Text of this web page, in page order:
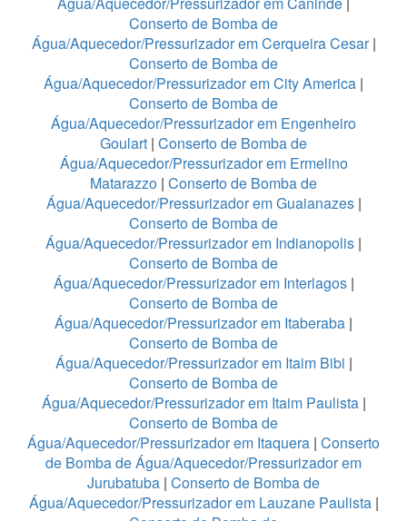
Conserto de Bomba de
Água/Aquecedor/Pressurizador em Cerqueira Cesar|
Conserto de Bomba de
Água/Aquecedor/Pressurizador em City America |
Conserto de Bomba de
Água/Aquecedor/Pressurizador em Engenheiro
Goulart | Conserto de Bomba de
Água/Aquecedor/Pressurizador em Ermelino
Matarazzo | Conserto de Bomba de
Água/Aquecedor/Pressurizador em Guaianazes|
Conserto de Bomba de
Água/Aquecedor/Pressurizador em Indianopolis |
Conserto de Bomba de
Água/Aquecedor/Pressurizador em Interlagos|
Conserto de Bomba de
Água/Aquecedor/Pressurizador em Itaberaba |
Conserto de Bomba de
Água/Aquecedor/Pressurizador em Itaim Bibi |
Conserto de Bomba de
Água/Aquecedor/Pressurizador em Itaim Paulista |
Conserto de Bomba de
Água/Aquecedor/Pressurizador em Itaquera | Conserto
de Bomba de Água/Aquecedor/Pressurizador em
Jurubatuba | Conserto de Bomba de
Água/Aquecedor/Pressurizador em Lauzane Paulista |